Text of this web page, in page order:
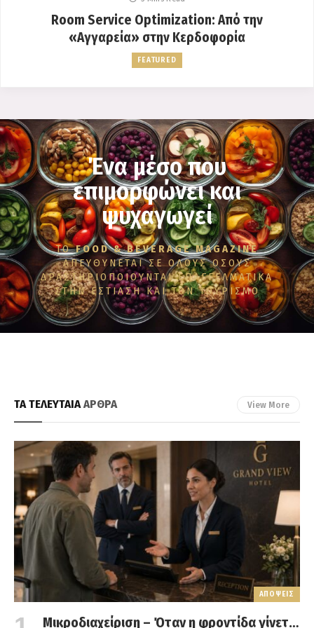
Room Service Optimization: Από την
«Αγγαρεία» στην Κερδοφορία
FEATURED
Ένα μέσο που
επιμορφώνει και
ψυχαγωγεί
ΤΟFOOD & BEVERAGE MAGAZINE
ΑΠΕΥΘΥΝΕΤΑΙ ΣΕ ΟΛΟΥΣ ΟΣΟΥΣ
ΔΡΑΣΤΗΡΙΟΠΟΙΟΥΝΤΑΙ ΕΠΑΓΓΕΛΜΑΤΙΚΑ
ΣΤΗΝ ΕΣΤΙΑΣΗ ΚΑΙ ΤΟΝ ΤΟΥΡΙΣΜΟ
ΤΑ ΤΕΛΕΥΤΑΙΑΑΡΘΡΑ View More
ΑΠΟΨΕΙΣ
Μικροδιαχείριση – Όταν η φροντίδα γίνεται